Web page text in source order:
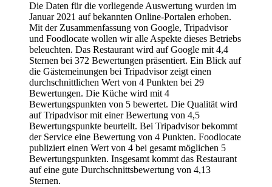
Die Daten für die vorliegende Auswertung wurden im
Januar 2021 auf bekannten Online-Portalen erhoben.
Mit der Zusammenfassung von Google, Tripadvisor
und Foodlocate wollen wir alle Aspekte dieses Betriebs
beleuchten. Das Restaurant wird auf Google mit 4,4
Sternen bei 372 Bewertungen präsentiert. Ein Blick auf
die Gästemeinungen bei Tripadvisor zeigt einen
durchschnittlichen Wert von 4 Punkten bei 29
Bewertungen. Die Küche wird mit 4
Bewertungspunkten von 5 bewertet. Die Qualität wird
auf Tripadvisor mit einer Bewertung von 4,5
Bewertungspunkte beurteilt. Bei Tripadvisor bekommt
der Service eine Bewertung von 4 Punkten. Foodlocate
publiziert einen Wert von 4 bei gesamt möglichen 5
Bewertungspunkten. Insgesamt kommt das Restaurant
auf eine gute Durchschnittsbewertung von 4,13
Sternen.